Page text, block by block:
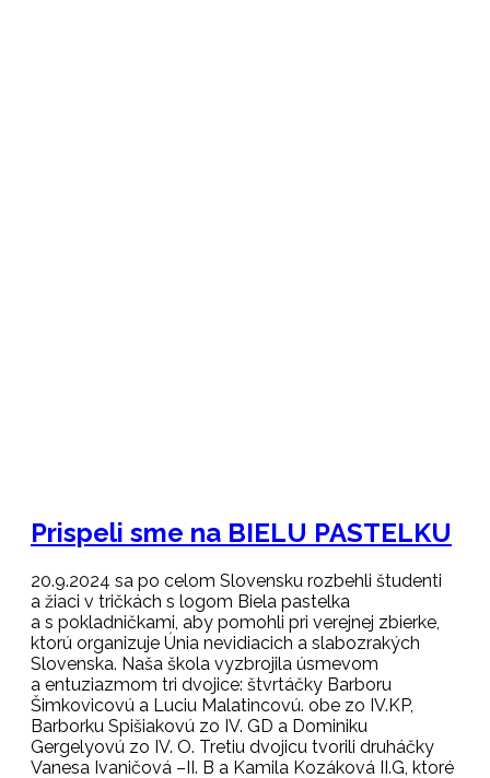
Prispeli sme na BIELU PASTELKU
20.9.2024 sa po celom Slovensku rozbehli študenti
a žiaci v tričkách s logom Biela pastelka
a s pokladničkami, aby pomohli pri verejnej zbierke,
ktorú organizuje Únia nevidiacich a slabozrakých
Slovenska. Naša škola vyzbrojila úsmevom
a entuziazmom tri dvojice: štvrtáčky Barboru
Šimkovicovú a Luciu Malatincovú. obe zo IV.KP,
Barborku Spišiakovú zo IV. GD a Dominiku
Gergelyovú zo IV. O. Tretiu dvojicu tvorili druháčky
Vanesa Ivaničová –II. B a Kamila Kozáková II.G, ktoré